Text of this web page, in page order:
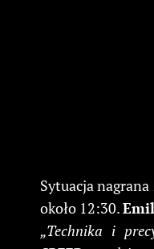
Sytuacja nagrana
około 12:30.
„Technika i